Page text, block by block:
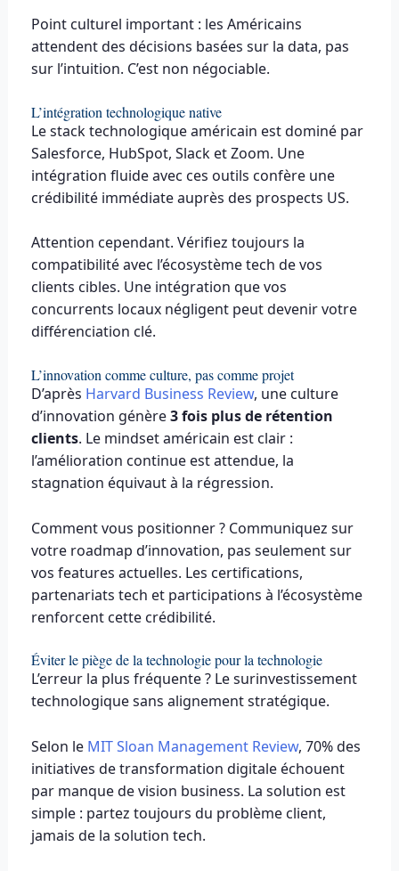
Point culturel important : les Américains
attendent des décisions basées sur la data, pas
sur l’intuition. C’est non négociable.
L’intégration technologique native
Le stack technologique américain est dominé par
Salesforce, HubSpot, Slack et Zoom. Une
intégration fluide avec ces outils confère une
crédibilité immédiate auprès des prospects US.
Attention cependant. Vérifiez toujours la
compatibilité avec l’écosystème tech de vos
clients cibles. Une intégration que vos
concurrents locaux négligent peut devenir votre
différenciation clé.
L’innovation comme culture, pas comme projet
D’après Harvard Business Review, une culture
d’innovation génère3 fois plus de rétention
clients. Le mindset américain est clair :
l’amélioration continue est attendue, la
stagnation équivaut à la régression.
Comment vous positionner ? Communiquez sur
votre roadmap d’innovation, pas seulement sur
vos features actuelles. Les certifications,
partenariats tech et participations à l’écosystème
renforcent cette crédibilité.
Éviter le piège de la technologie pour la technologie
L’erreur la plus fréquente ? Le surinvestissement
technologique sans alignement stratégique.
Selon le MIT Sloan Management Review, 70% des
initiatives de transformation digitale échouent
par manque de vision business. La solution est
simple : partez toujours du problème client,
jamais de la solution tech.